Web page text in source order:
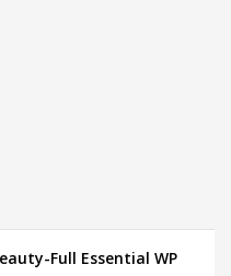
Full Essential WP